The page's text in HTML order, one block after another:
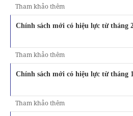
Tham khảo thêm
Chính sách mới có hiệu lực từ tháng
Tham khảo thêm
Chính sách mới có hiệu lực từ tháng
Tham khảo thêm